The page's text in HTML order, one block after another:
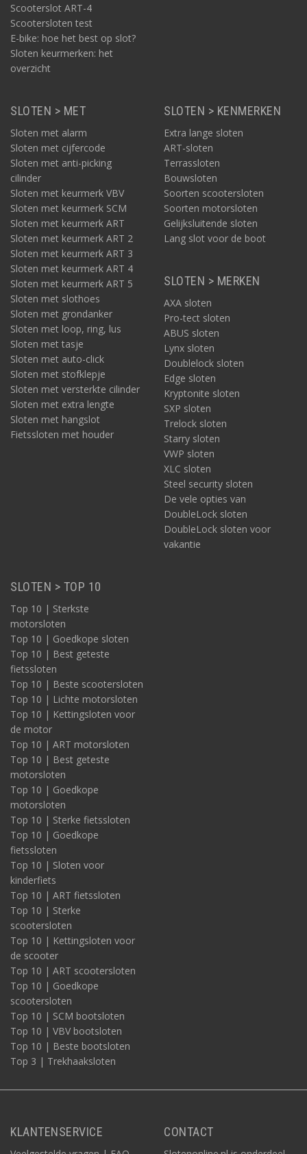
Scooterslot ART-4
Scootersloten test
E-bike: hoe het best op slot?
Sloten keurmerken: het
overzicht
SLOTEN > MET
Sloten met alarm
Sloten met cijfercode
Sloten met anti-picking
cilinder
Sloten met keurmerk VBV
Sloten met keurmerk SCM
Sloten met keurmerk ART
Sloten met keurmerk ART 2
Sloten met keurmerk ART 3
Sloten met keurmerk ART 4
Sloten met keurmerk ART 5
Sloten met slothoes
Sloten met grondanker
Sloten met loop, ring, lus
Sloten met tasje
Sloten met auto-click
Sloten met stofklepje
Sloten met versterkte cilinder
Sloten met extra lengte
Sloten met hangslot
Fietssloten met houder
SLOTEN > KENMERKEN
Extra lange sloten
ART-sloten
Terrassloten
Bouwsloten
Soorten scootersloten
Soorten motorsloten
Gelijksluitende sloten
Lang slot voor de boot
SLOTEN > MERKEN
AXA sloten
Pro-tect sloten
ABUS sloten
Lynx sloten
Doublelock sloten
Edge sloten
Kryptonite sloten
SXP sloten
Trelock sloten
Starry sloten
VWP sloten
XLC sloten
Steel security sloten
De vele opties van
DoubleLock sloten
DoubleLock sloten voor
vakantie
SLOTEN > TOP 10
Top 10 | Sterkste
motorsloten
Top 10 | Goedkope sloten
Top 10 | Best geteste
fietssloten
Top 10 | Beste scootersloten
Top 10 | Lichte motorsloten
Top 10 | Kettingsloten voor
de motor
Top 10 | ART motorsloten
Top 10 | Best geteste
motorsloten
Top 10 | Goedkope
motorsloten
Top 10 | Sterke fietssloten
Top 10 | Goedkope
fietssloten
Top 10 | Sloten voor
kinderfiets
Top 10 | ART fietssloten
Top 10 | Sterke
scootersloten
Top 10 | Kettingsloten voor
de scooter
Top 10 | ART scootersloten
Top 10 | Goedkope
scootersloten
Top 10 | SCM bootsloten
Top 10 | VBV bootsloten
Top 10 | Beste bootsloten
Top 3 | Trekhaaksloten
KLANTENSERVICE CONTACT